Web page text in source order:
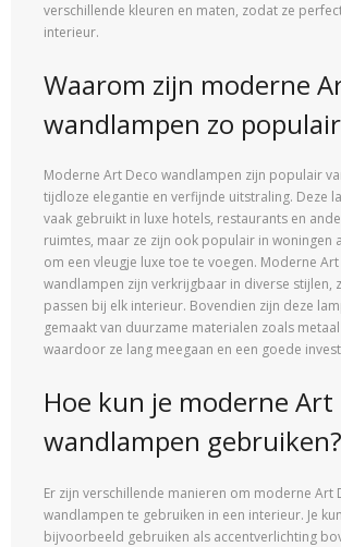
verschillende kleuren en maten, zodat ze
interieur.
Waarom zijn moderne
wandlampen zo
Moderne Art Deco wandlampen zijn populair
tijdloze elegantie en verfijnde uitstraling. Deze
vaak gebruikt in luxe hotels, restaurants en
ruimtes, maar ze zijn ook populair in woningen
om een ​​vleugje luxe toe te voegen. Moderne
wandlampen zijn verkrijgbaar in diverse stijlen,
passen bij elk interieur. Bovendien zijn deze
gemaakt van duurzame materialen zoals
waardoor ze lang meegaan en een goede
Hoe kun je moderne Art
wandlampen gebruiken?
Er zijn verschillende manieren om moderne Art
wandlampen te gebruiken in een interieur. Je
bijvoorbeeld gebruiken als accentverlichting